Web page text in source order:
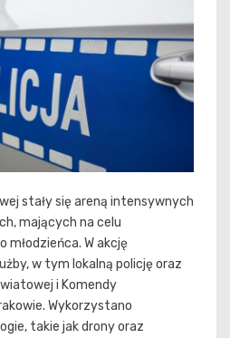
stały się areną intensywnych
mających na celu
młodzieńca. W akcję
w tym lokalną policję oraz
i Komendy
Wykorzystano
takie jak drony oraz